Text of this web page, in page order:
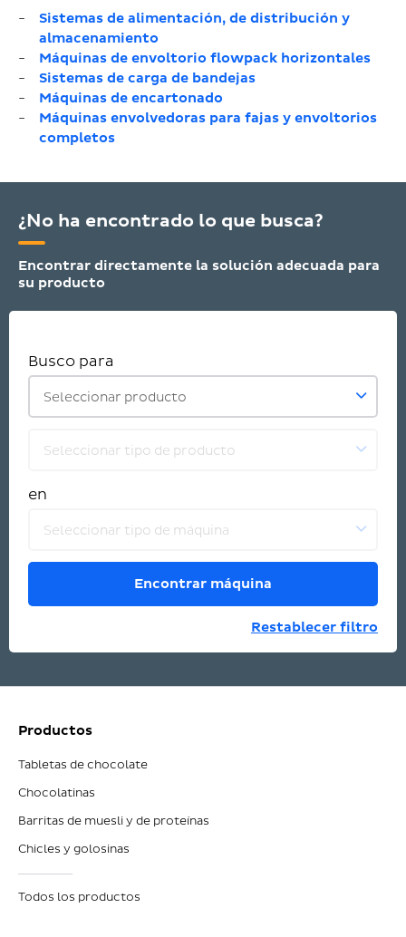
Sistemas de alimentación, de distribución y
almacenamiento
Máquinas de envoltorio flowpack horizontales
Sistemas de carga de bandejas
Máquinas de encartonado
Máquinas envolvedoras para fajas y envoltorios
completos
¿No ha encontrado lo que busca?
Encontrar directamente la solución adecuada para
su producto
Busco para
Seleccionar producto
Seleccionar tipo de producto
en
Seleccionar tipo de máquina
Encontrar máquina
Restablecer filtro
Productos
Tabletas de chocolate
Chocolatinas
Barritas de muesli y de proteínas
Chicles y golosinas
Todos los productos